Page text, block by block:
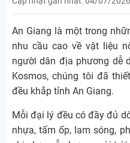
An Giang là một trong
nhu cầu cao về vật liệu
người dân địa phương dễ
Kosmos, chúng tôi đã
đều khắp tỉnh An Giang.
Mỗi đại lý đều có đầy đủ
nhựa, tấm ốp, lam sóng,